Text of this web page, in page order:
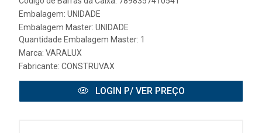
Embalagem: UNIDADE
Embalagem Master: UNIDADE
Quantidade Embalagem Master: 1
Marca: VARALUX
Fabricante: CONSTRUVAX
LOGIN P/ VER PREÇO